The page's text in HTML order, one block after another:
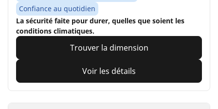
Confiance au quotidien
La sécurité faite pour durer, quelles que soient les
conditions climatiques.
Trouver la dimension
Voir les détails